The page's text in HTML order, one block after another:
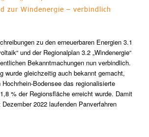
zur Windenergie – verbindlich
zu den erneuerbaren Energien 3.1
und der Regionalplan 3.2 „Windenergie“
Bekanntmachungen nun verbindlich.
wurde gleichzeitig auch bekannt gemacht,
Bodensee das regionalisierte
% der Regionsfläche erreicht wurde. Damit
2022 laufenden Panverfahren